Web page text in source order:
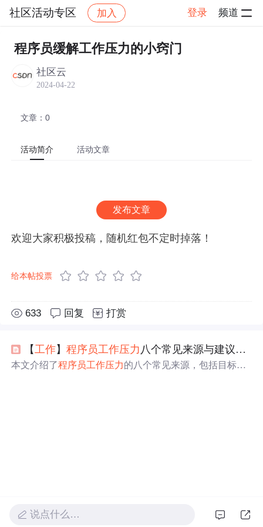
社区活动专区 加入 登录 频道
社区 社区活动专区 热门活动
程序员缓解工作压力的小窍门
社区云
2024-04-22
文章：0
活动简介 活动文章
发布文章
欢迎大家积极投稿，随机红包不定时掉落！
给本帖投票
633 回复 打赏
【 工作】程序员工作压力 八个常见来源与建议& 缓
本文介绍了程序员工作压力的八个常见来源，包括目标职
说点什么…